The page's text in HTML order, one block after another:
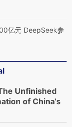
亿元 DeepSeek参
Unfinished
of China’s